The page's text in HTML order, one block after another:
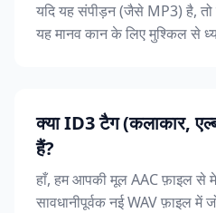
यदि यह संपीड़न (जैसे MP3) है,
यह मानव कान के लिए मुश्किल से
क्या ID3 टैग (कलाकार,
हैं?
हाँ, हम आपकी मूल AAC फ़ाइल से
सावधानीपूर्वक नई WAV फ़ाइल में